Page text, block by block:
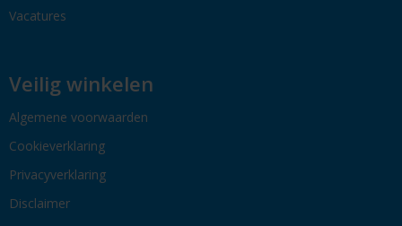
Vacatures
Veilig winkelen
Algemene voorwaarden
Cookieverklaring
Privacyverklaring
Disclaimer